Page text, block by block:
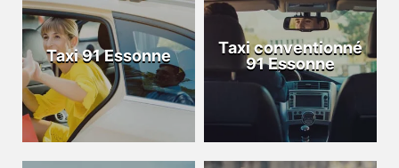
Taxi 91 Essonne
Taxi conventionné
91 Essonne